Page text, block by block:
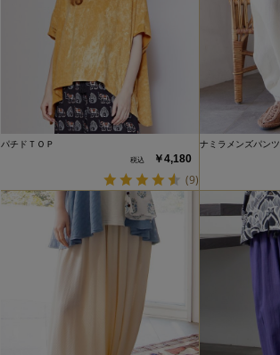
パチドＴＯＰ
￥4,180
(9)
ナミラメンズパンツ